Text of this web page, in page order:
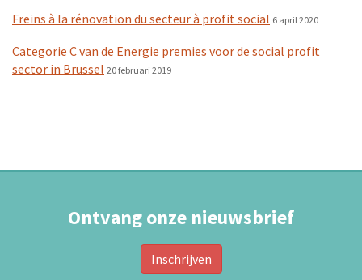
Freins à la rénovation du secteur à profit social 6 april 2020
Categorie C van de Energie premies voor de social profit
sector in Brussel 20 februari 2019
Ontvang onze nieuwsbrief
Inschrijven